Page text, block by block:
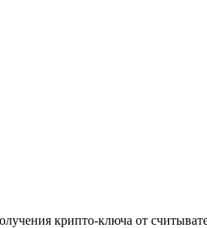
крипто-ключа от